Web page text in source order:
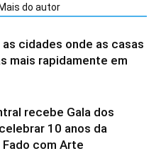
Mais do autor
cidades onde as casas
mais rapidamente em
recebe Gala dos
10 anos da
com Arte